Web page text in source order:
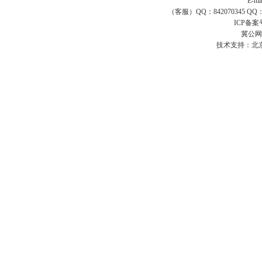
（客服）QQ：842070345 QQ
ICP备案
冀公
技术支持： 北